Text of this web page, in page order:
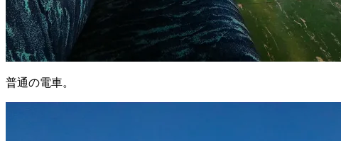
普通の電車。